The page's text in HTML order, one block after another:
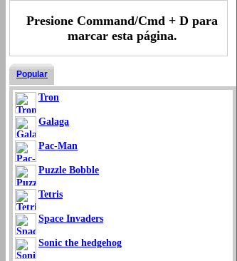
Presione Command/Cmd + D para
marcar esta página.
Popular
Tron
Galaga
Pac-Man
Puzzle Bobble
Tetris
Space Invaders
Sonic the hedgehog